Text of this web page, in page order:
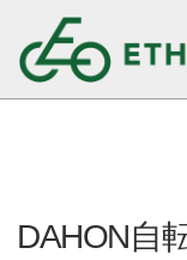
DAHON自